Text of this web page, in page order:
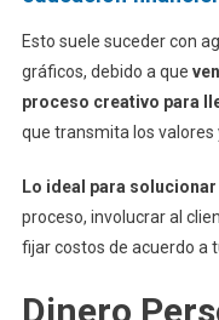
Esto suele suceder con
gráficos, debido a que
proceso creativo para
que transmita los valores
Lo ideal para
proceso, involucrar al
fijar costos de acuerdo a
Dinero